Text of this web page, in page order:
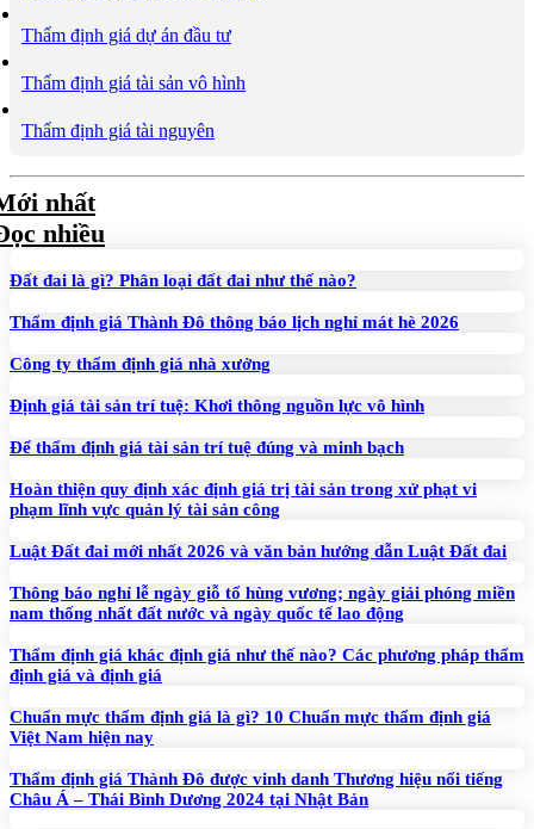
Thẩm định giá dự án đầu tư
Thẩm định giá tài sản vô hình
Thẩm định giá tài nguyên
nhất
nhiều
Đất đai là gì? Phân loại đất đai như thế nào?
Thẩm định giá Thành Đô thông báo lịch nghỉ mát hè 2026
Công ty thẩm định giá nhà xưởng
Định giá tài sản trí tuệ: Khơi thông nguồn lực vô hình
Để thẩm định giá tài sản trí tuệ đúng và minh bạch
Hoàn thiện quy định xác định giá trị tài sản trong xử phạt vi
phạm lĩnh vực quản lý tài sản công
Luật Đất đai mới nhất 2026 và văn bản hướng dẫn Luật Đất đai
Thông báo nghỉ lễ ngày giỗ tổ hùng vương; ngày giải phóng miền
nam thống nhất đất nước và ngày quốc tế lao động
Thẩm định giá khác định giá như thế nào? Các phương pháp thẩm
định giá và định giá
Chuẩn mực thẩm định giá là gì? 10 Chuẩn mực thẩm định giá
Việt Nam hiện nay
Thẩm định giá Thành Đô được vinh danh Thương hiệu nổi tiếng
Châu Á – Thái Bình Dương 2024 tại Nhật Bản